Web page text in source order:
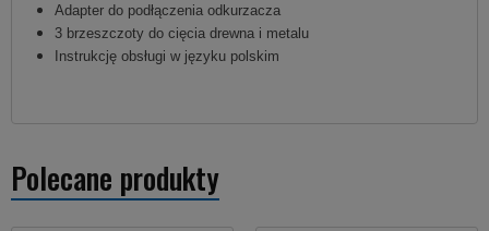
Adapter do podłączenia odkurzacza
3 brzeszczoty do cięcia drewna i metalu
Instrukcję obsługi w języku polskim
Polecane produkty